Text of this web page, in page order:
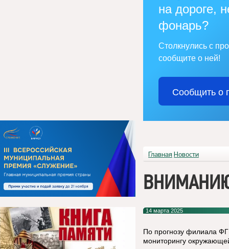
на дороге,
фонарь?
Столкнулись с
сообщите о ней!
Сообщить о
Главная Новости
14 марта 2025
По прогнозу филиала
мониторингу